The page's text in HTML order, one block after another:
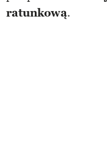
ratunkową.